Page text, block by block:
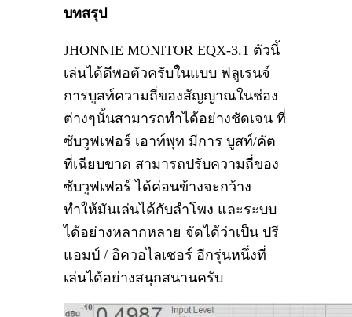
บทสรุป
JHONNIE MONITOR EQX-3.1 ตัวนี้
เล่นได้ดีพอตัวครับในแบบ ฟลูเรนจ์
การบูสท์ความถี่ของสัญญาณในช่อง
ต่างๆนั้นสามารถทำได้อย่างชัดเจน ที่
ซับวูฟเฟอร์ เอาท์พุท มีการ บูสท์/คัต
ที่เฉียบขาด สามารถปรับความถี่ของ
ซับวูฟเฟอร์ ได้ค่อนข้างจะกว้าง
ทำให้มันเล่นได้กับลำโพง และระบบ
ได้อย่างหลากหลาย จัดได้ว่าเป็น ปรี
แอมป์ / อิควอไลเซอร์ อีกรุ่นหนึ่งที่
เล่นได้อย่างสนุกสนานครับ